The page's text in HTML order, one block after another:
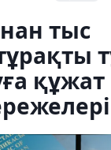
тыс
құжат